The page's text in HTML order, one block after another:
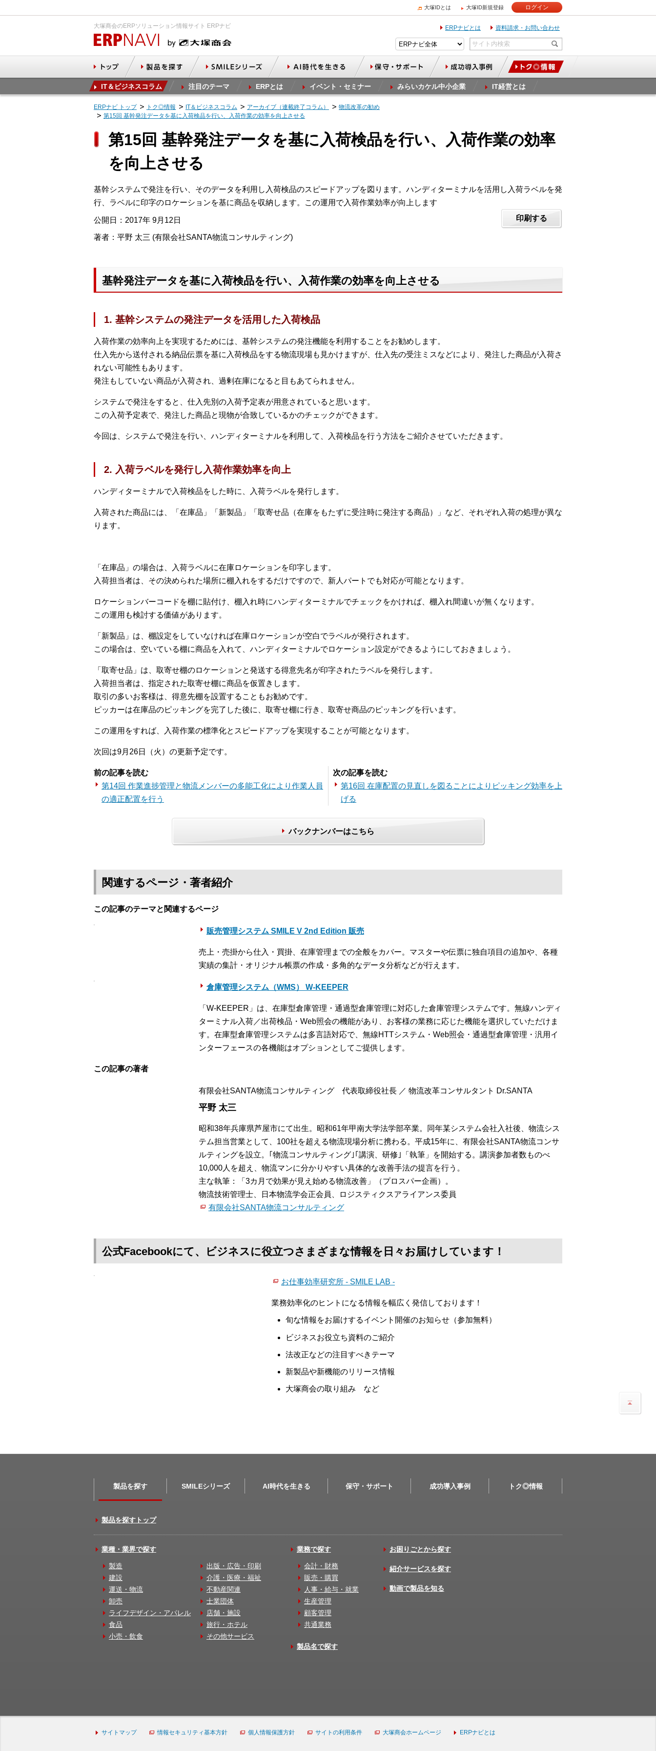
大塚IDとは 大塚ID新規登録 ログイン
大塚商会のERPソリューション情報サイト ERPナビ ERPナビとは 資料請求・お問い合わせ
IT＆ビジネスコラム 注目のテーマ ERPとは イベント・セミナー みらいカケル中小企業 IT経営とは
ERPナビ トップ トク◎情報 IT＆ビジネスコラム アーカイブ（連載終了コラム）
物流改革の勧め
第15回 基幹発注データを基に入荷検品を行い、入荷作業の効率を向上させる
第15回 基幹発注データを基に入荷検品を行い、入荷作業の効率
を向上させる
基幹システムで発注を行い、そのデータを利用し入荷検品のスピードアップを図ります。ハンディターミナルを活用し入荷ラベルを発
行、ラベルに印字のロケーションを基に商品を収納します。この運用で入荷作業効率が向上します
公開日：2017年 9月12日
著者：平野 太三 (有限会社SANTA物流コンサルティング)
印刷する
基幹発注データを基に入荷検品を行い、入荷作業の効率を向上させる
1. 基幹システムの発注データを活用した入荷検品
入荷作業の効率向上を実現するためには、基幹システムの発注機能を利用することをお勧めします。
仕入先から送付される納品伝票を基に入荷検品をする物流現場も見かけますが、仕入先の受注ミスなどにより、発注した商品が入荷さ
れない可能性もあります。
発注もしていない商品が入荷され、過剰在庫になると目もあてられません。
システムで発注をすると、仕入先別の入荷予定表が用意されていると思います。
この入荷予定表で、発注した商品と現物が合致しているかのチェックができます。
今回は、システムで発注を行い、ハンディターミナルを利用して、入荷検品を行う方法をご紹介させていただきます。
2. 入荷ラベルを発行し入荷作業効率を向上
ハンディターミナルで入荷検品をした時に、入荷ラベルを発行します。
入荷された商品には、「在庫品」「新製品」「取寄せ品（在庫をもたずに受注時に発注する商品）」など、それぞれ入荷の処理が異な
ります。
「在庫品」の場合は、入荷ラベルに在庫ロケーションを印字します。
入荷担当者は、その決められた場所に棚入れをするだけですので、新人パートでも対応が可能となります。
ロケーションバーコードを棚に貼付け、棚入れ時にハンディターミナルでチェックをかければ、棚入れ間違いが無くなります。
この運用も検討する価値があります。
「新製品」は、棚設定をしていなければ在庫ロケーションが空白でラベルが発行されます。
この場合は、空いている棚に商品を入れて、ハンディターミナルでロケーション設定ができるようにしておきましょう。
「取寄せ品」は、取寄せ棚のロケーションと発送する得意先名が印字されたラベルを発行します。
入荷担当者は、指定された取寄せ棚に商品を仮置きします。
取引の多いお客様は、得意先棚を設置することもお勧めです。
ピッカーは在庫品のピッキングを完了した後に、取寄せ棚に行き、取寄せ商品のピッキングを行います。
この運用をすれば、入荷作業の標準化とスピードアップを実現することが可能となります。
次回は9月26日（火）の更新予定です。
前の記事を読む
第14回 作業進捗管理と物流メンバーの多能工化により作業人員
の適正配置を行う
次の記事を読む
第16回 在庫配置の見直しを図ることによりピッキング効率を上
げる
バックナンバーはこちら
関連するページ・著者紹介
この記事のテーマと関連するページ
販売管理システム SMILE V 2nd Edition 販売
売上・売掛から仕入・買掛、在庫管理までの全般をカバー。マスターや伝票に独自項目の追加や、各種
実績の集計・オリジナル帳票の作成・多角的なデータ分析などが行えます。
倉庫管理システム（WMS） W-KEEPER
「W-KEEPER」は、在庫型倉庫管理・通過型倉庫管理に対応した倉庫管理システムです。無線ハンディ
ターミナル入荷／出荷検品・Web照会の機能があり、お客様の業務に応じた機能を選択していただけま
す。在庫型倉庫管理システムは多言語対応で、無線HTTシステム・Web照会・通過型倉庫管理・汎用イ
ンターフェースの各機能はオプションとしてご提供します。
この記事の著者
有限会社SANTA物流コンサルティング 代表取締役社長 ／ 物流改革コンサルタント Dr.SANTA
平野 太三
昭和38年兵庫県芦屋市にて出生。昭和61年甲南大学法学部卒業。同年某システム会社入社後、物流シス
テム担当営業として、100社を超える物流現場分析に携わる。平成15年に、有限会社SANTA物流コンサ
ルティングを設立。｢物流コンサルティング｣｢講演、研修｣「執筆」を開始する。講演参加者数ものべ
10,000人を超え、物流マンに分かりやすい具体的な改善手法の提言を行う。
主な執筆：「3カ月で効果が見え始める物流改善」（プロスパー企画）。
物流技術管理士、日本物流学会正会員、ロジスティクスアライアンス委員
有限会社SANTA物流コンサルティング
公式Facebookにて、ビジネスに役立つさまざまな情報を日々お届けしています！
お仕事効率研究所 - SMILE LAB -
業務効率化のヒントになる情報を幅広く発信しております！
旬な情報をお届けするイベント開催のお知らせ（参加無料）
ビジネスお役立ち資料のご紹介
法改正などの注目すべきテーマ
新製品や新機能のリリース情報
大塚商会の取り組み など
製品を探す SMILEシリーズ AI時代を生きる 保守・サポート 成功導入事例 トク◎情報
製品を探すトップ
業種・業界で探す
製造
建設
運送・物流
卸売
ライフデザイン・アパレル
食品
小売・飲食
出版・広告・印刷
介護・医療・福祉
不動産関連
士業団体
店舗・施設
旅行・ホテル
その他サービス
業務で探す
会計・財務
販売・購買
人事・給与・就業
生産管理
顧客管理
共通業務
製品名で探す
お困りごとから探す
紹介サービスを探す
動画で製品を知る
サイトマップ 情報セキュリティ基本方針 個人情報保護方針 サイトの利用条件 大塚商会ホームページ ERPナビとは